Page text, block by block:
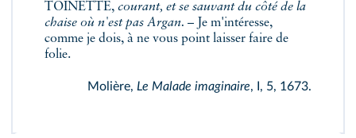
TOINETTE, courant, et se sauvant du côté de la
chaise où n'est pas Argan. – Je m'intéresse,
comme je dois, à ne vous point laisser faire de
folie.
Molière, Le Malade imaginaire, I, 5, 1673.